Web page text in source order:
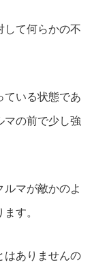
して何らかの不
ている状態であ
マの前で少し強
マが敵かのよ
す。
はありませんの